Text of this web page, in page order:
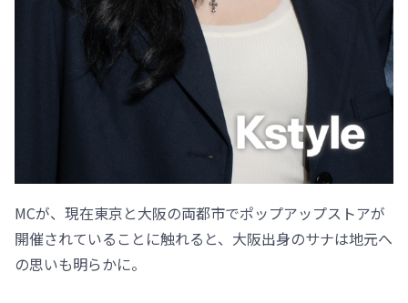
MCが、現在東京と大阪の両都市でポップアップストアが
開催されていることに触れると、大阪出身のサナは地元へ
の思いも明らかに。